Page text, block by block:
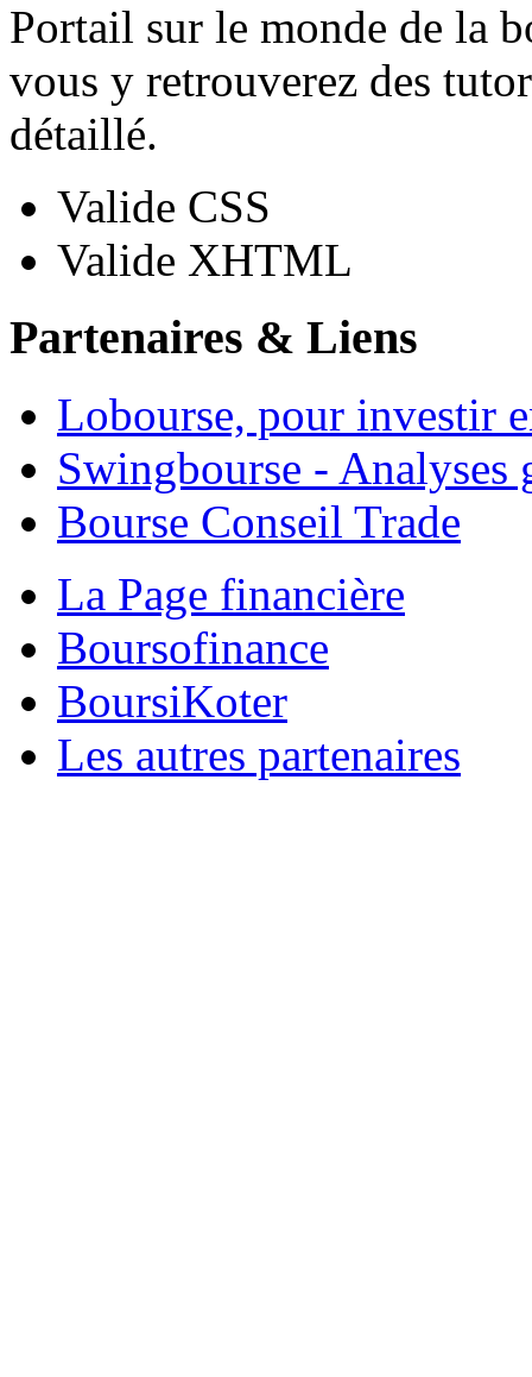
Portail sur le monde de la
vous y retrouverez des
détaillé.
Valide CSS
Valide XHTML
Partenaires & Liens
Lobourse, pour investir
Swingbourse - Analyses
Bourse Conseil Trade
La Page financière
Boursofinance
BoursiKoter
Les autres partenaires